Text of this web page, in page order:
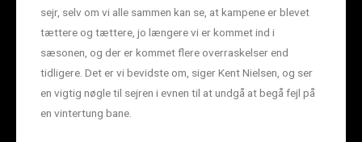
sejr, selv om vi alle sammen kan se, at kampene er blevet
tættere og tættere, jo længere vi er kommet ind i
sæsonen, og der er kommet flere overraskelser end
tidligere. Det er vi bevidste om, siger Kent Nielsen, og ser
en vigtig nøgle til sejren i evnen til at undgå at begå fejl på
en vintertung bane.